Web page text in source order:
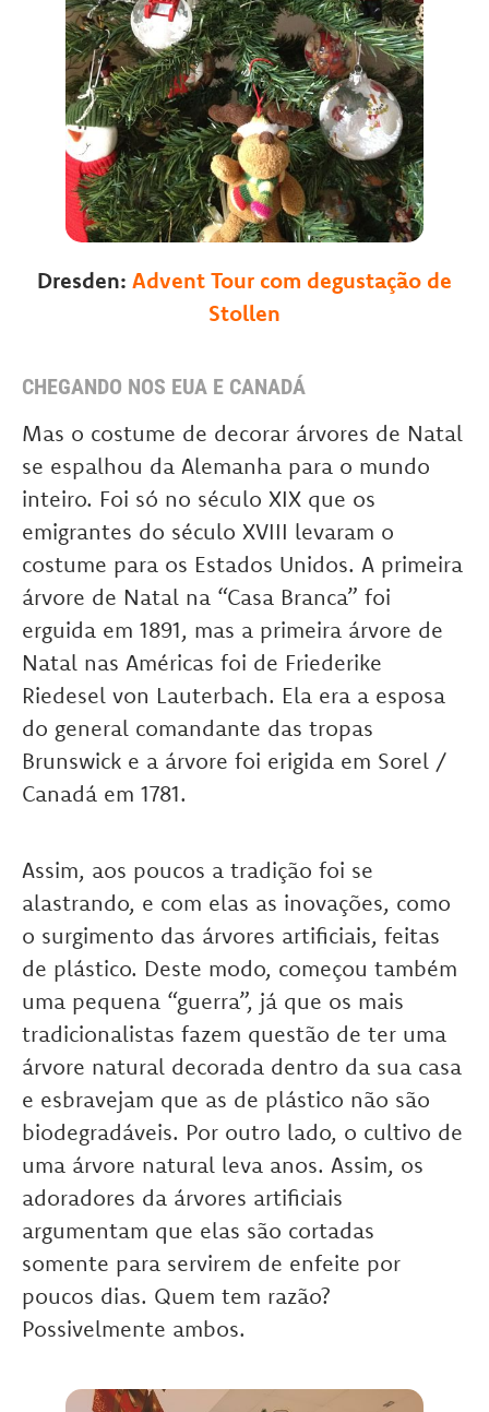
Dresden: Advent Tour com degustação de
Stollen
CHEGANDO NOS EUA E CANADÁ
Mas o costume de decorar árvores de Natal
se espalhou da Alemanha para o mundo
inteiro. Foi só no século XIX que os
emigrantes do século XVIII levaram o
costume para os Estados Unidos. A primeira
árvore de Natal na “Casa Branca” foi
erguida em 1891, mas a primeira árvore de
Natal nas Américas foi de Friederike
Riedesel von Lauterbach. Ela era a esposa
do general comandante das tropas
Brunswick e a árvore foi erigida em Sorel /
Canadá em 1781.
Assim, aos poucos a tradição foi se
alastrando, e com elas as inovações, como
o surgimento das árvores artificiais, feitas
de plástico. Deste modo, começou também
uma pequena “guerra”, já que os mais
tradicionalistas fazem questão de ter uma
árvore natural decorada dentro da sua casa
e esbravejam que as de plástico não são
biodegradáveis. Por outro lado, o cultivo de
uma árvore natural leva anos. Assim, os
adoradores da árvores artificiais
argumentam que elas são cortadas
somente para servirem de enfeite por
poucos dias. Quem tem razão?
Possivelmente ambos.